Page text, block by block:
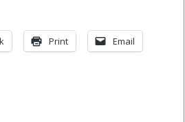
Print Email